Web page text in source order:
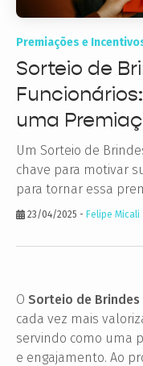
Premiações e
Sorteio de
uma
Um Sorteio de
chave para motivar
para tornar essa
23/04/2025 - Felipe Micali
O Sorteio de Brindes
cada vez mais
servindo como uma
e engajamento. Ao